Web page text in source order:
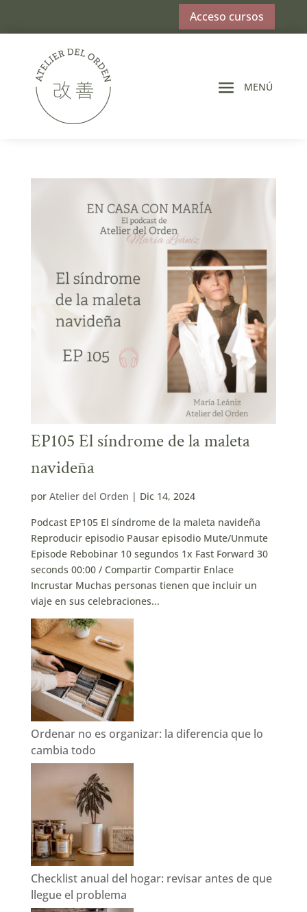
Acceso cursos
EP105 El síndrome de la maleta
navideña
por Atelier del Orden | Dic 14, 2024
Podcast EP105 El síndrome de la maleta navideña
Reproducir episodio Pausar episodio Mute/Unmute
Episode Rebobinar 10 segundos 1x Fast Forward 30
seconds 00:00 / Compartir Compartir Enlace
Incrustar Muchas personas tienen que incluir un
viaje en sus celebraciones...
Ordenar no es organizar: la diferencia que lo
cambia todo
Checklist anual del hogar: revisar antes de que
llegue el problema